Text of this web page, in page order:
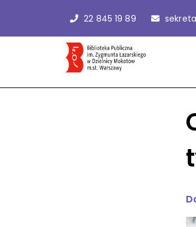
22 845 19 89